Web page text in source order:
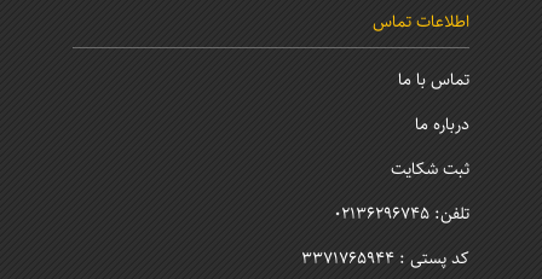
اطلاعات تماس
تماس با ما
درباره ما
ثبت شکایت
تلفن: 02136296745
کد پستی : 3371765944